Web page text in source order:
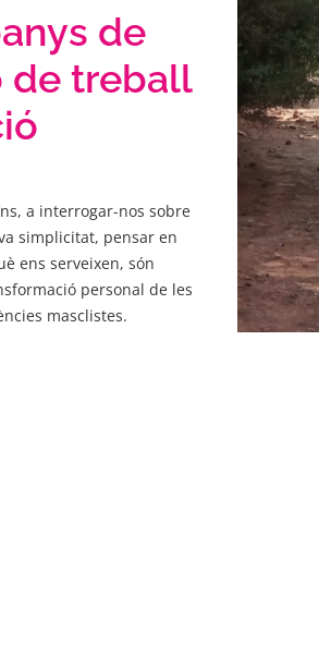
de
de treball
a interrogar-nos sobre
simplicitat, pensar en
ens serveixen, són
personal de les
masclistes.